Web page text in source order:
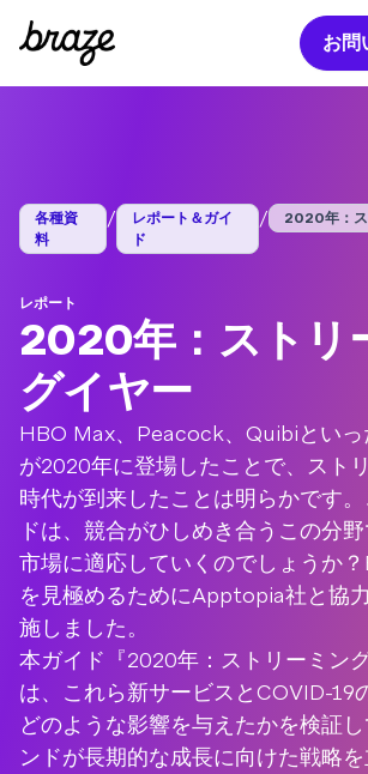
お問
各種資
料
/
レポート＆ガイ
ド
/
レポート
2020年：ストリ
グイヤー
HBO Max、Peacock、Quibiとい
が2020年に登場したことで、スト
時代が到来したことは明らかです
ドは、競合がひしめき合うこの分
市場に適応していくのでしょうか
を見極めるためにApptopia社と協
施しました。
本ガイド『2020年：ストリーミン
は、これら新サービスとCOVID-19
どのような影響を与えたかを検証
ンドが長期的な成長に向けた戦略